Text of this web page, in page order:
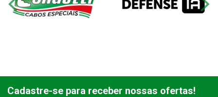
Cadastre-se para receber nossas ofertas!